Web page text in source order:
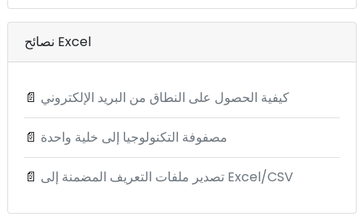
نصائح Excel
📄 كيفية الحصول على النطاق من البريد الإلكتروني
📄 مصفوفة التكنولوجيا إلى خلية واحدة
📄 تصدير ملفات التعريف المضمنة إلى Excel/CSV